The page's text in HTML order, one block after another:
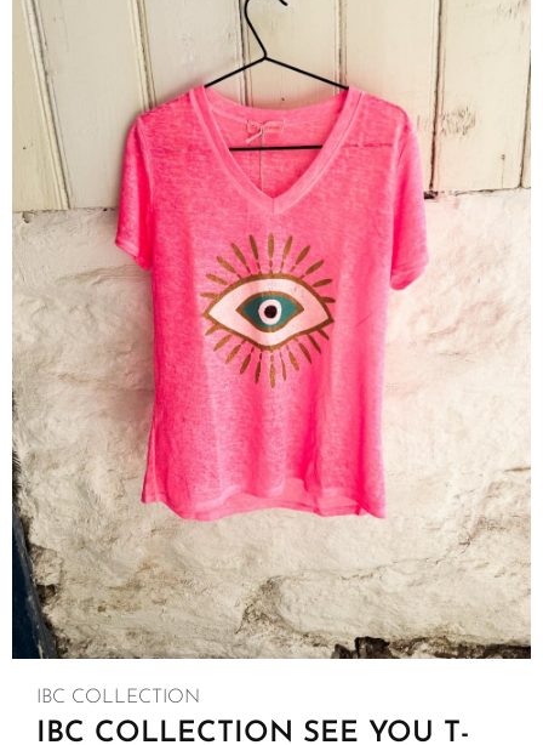
IBC COLLECTION
IBC COLLECTION SEE YOU T-